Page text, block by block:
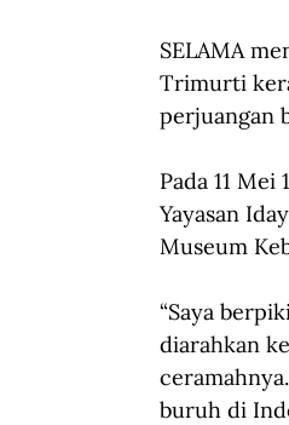
SELAMA
Trimurti
perjuangan
Pada 11
Yayasan
Museum
“Saya
diarahkan
buruh di